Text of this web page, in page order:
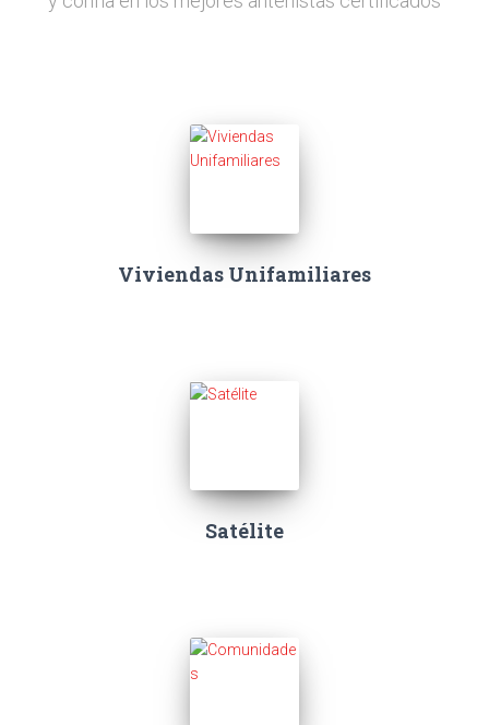
Viviendas Unifamiliares
Satélite